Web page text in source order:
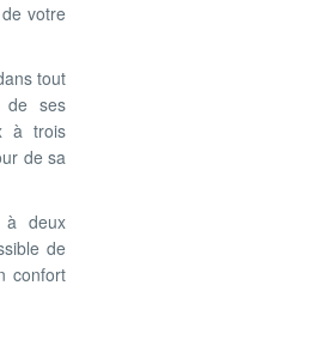
votre
tout
ses
à trois
de sa
à deux
de
confort